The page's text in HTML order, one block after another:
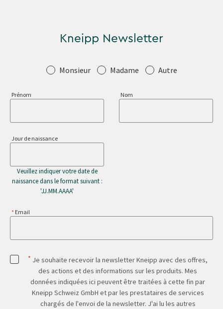
Kneipp Newsletter
SalutationMonsieur Madame Autre
Prénom Nom
Jour de naissance
Veuillez indiquer votre date de
naissance dans le format suivant :
'JJ.MM.AAAA'
Email
* Je souhaite recevoir la newsletter Kneipp avec des offres,
des actions et des informations sur les produits. Mes
données indiquées ici peuvent être traitées à cette fin par
Kneipp Schweiz GmbH et par les prestataires de services
chargés de l'envoi de la newsletter. J'ai lu les autres